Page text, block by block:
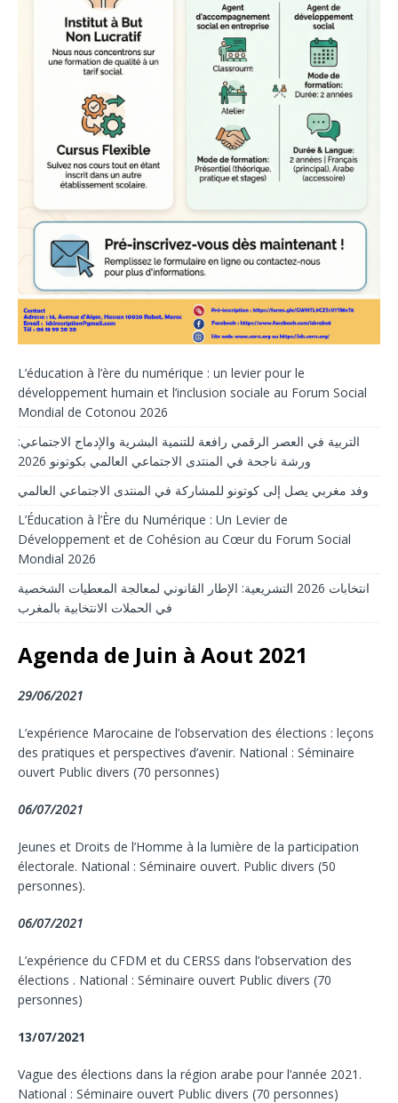
L’éducation à l’ère du numérique : un levier pour le
développement humain et l’inclusion sociale au Forum Social
Mondial de Cotonou 2026
التربية في العصر الرقمي رافعة للتنمية البشرية والإدماج الاجتماعي:
ورشة ناجحة في المنتدى الاجتماعي العالمي بكوتونو 2026
وفد مغربي يصل إلى كوتونو للمشاركة في المنتدى الاجتماعي العالمي
L’Éducation à l’Ère du Numérique : Un Levier de
Développement et de Cohésion au Cœur du Forum Social
Mondial 2026
انتخابات 2026 التشريعية: الإطار القانوني لمعالجة المعطيات الشخصية
في الحملات الانتخابية بالمغرب
Agenda de Juin à Aout 2021
29/06/2021
L’expérience Marocaine de l’observation des élections : leçons
des pratiques et perspectives d’avenir. National : Séminaire
ouvert Public divers (70 personnes)
06/07/2021
Jeunes et Droits de l’Homme à la lumière de la participation
électorale. National : Séminaire ouvert. Public divers (50
personnes).
06/07/2021
L’expérience du CFDM et du CERSS dans l’observation des
élections . National : Séminaire ouvert Public divers (70
personnes)
13/07/2021
Vague des élections dans la région arabe pour l’année 2021.
National : Séminaire ouvert Public divers (70 personnes)